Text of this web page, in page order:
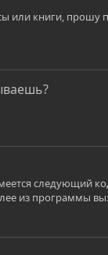
или книги, прошу
следующий
из программы